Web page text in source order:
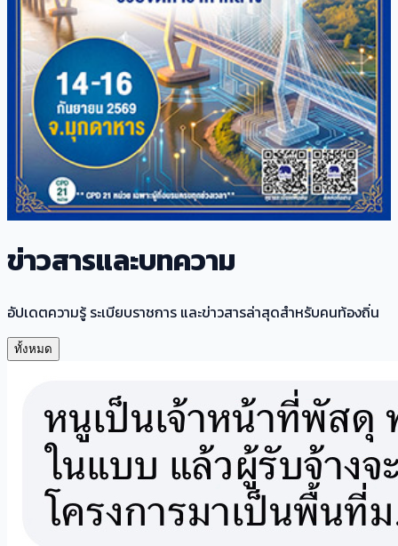
ข่าวสารและบทความ
อัปเดตความรู้ ระเบียบราชการ และข่าวสารล่าสุดสำหรับคนท้องถิ่น
ทั้งหมด